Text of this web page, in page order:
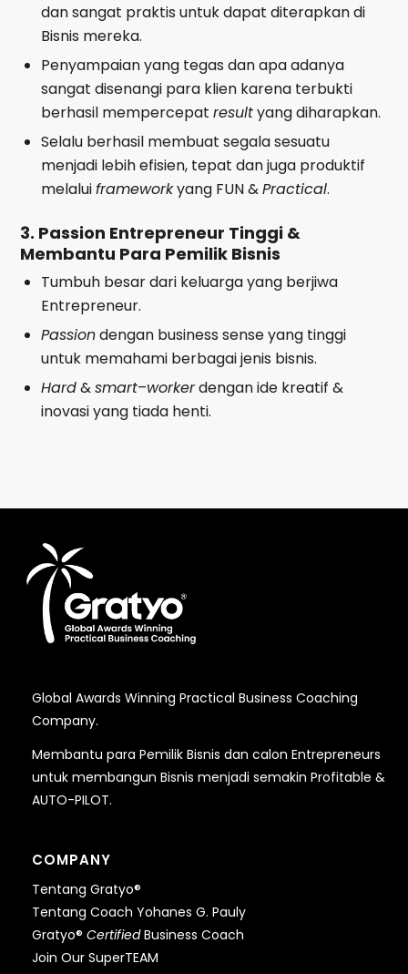
dan sangat praktis untuk dapat diterapkan di
Bisnis mereka.
Penyampaian yang tegas dan apa adanya
sangat disenangi para klien karena terbukti
berhasil mempercepatresultyang diharapkan.
Selalu berhasil membuat segala sesuatu
menjadi lebih efisien, tepat dan juga produktif
melaluiframeworkyang FUN &Practical.
3. Passion Entrepreneur Tinggi &
Membantu Para Pemilik Bisnis
Tumbuh besar dari keluarga yang berjiwa
Entrepreneur.
Passiondengan business sense yang tinggi
untuk memahami berbagai jenis bisnis.
Hard&smart–workerdengan ide kreatif &
inovasi yang tiada henti.
Global Awards Winning Practical Business Coaching
Company.
Membantu para Pemilik Bisnis dan calon Entrepreneurs
untuk membangun Bisnis menjadi semakin Profitable &
AUTO-PILOT.
COMPANY
Tentang Gratyo®
Tentang Coach Yohanes G. Pauly
Gratyo® CertifiedBusiness Coach
Join Our SuperTEAM